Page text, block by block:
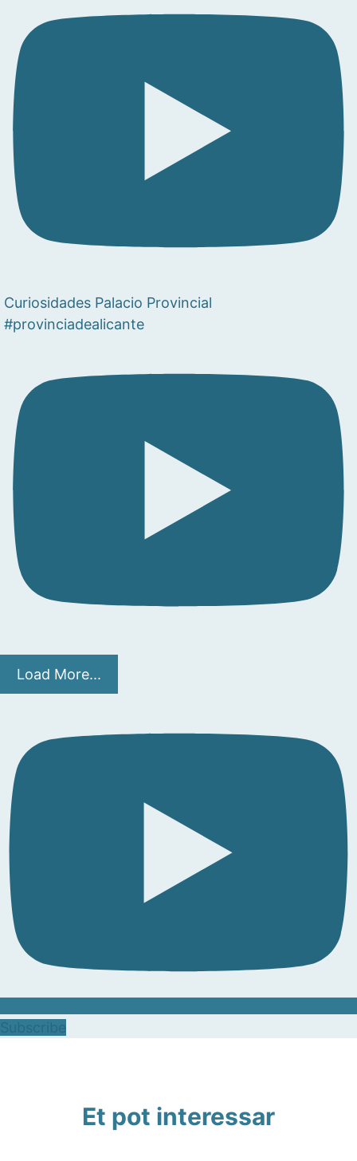
Curiosidades Palacio Provincial
#provinciadealicante
Load More...
Et pot interessar